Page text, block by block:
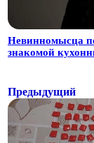
Невинномысца
знакомой
Предыдущий